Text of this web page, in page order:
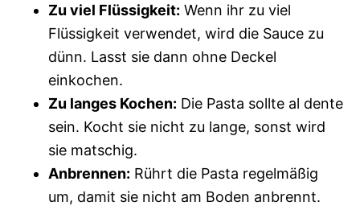
Zu viel Flüssigkeit: Wenn ihr zu viel
Flüssigkeit verwendet, wird die Sauce zu
dünn. Lasst sie dann ohne Deckel
einkochen.
Zu langes Kochen: Die Pasta sollte al dente
sein. Kocht sie nicht zu lange, sonst wird
sie matschig.
Anbrennen: Rührt die Pasta regelmäßig
um, damit sie nicht am Boden anbrennt.